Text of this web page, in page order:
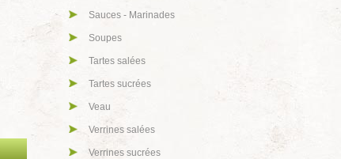
Sauces - Marinades
Soupes
Tartes salées
Tartes sucrées
Veau
Verrines salées
Verrines sucrées